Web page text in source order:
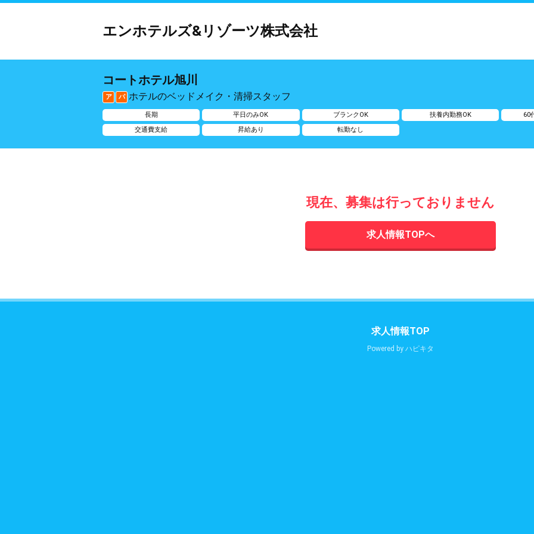
エンホテルズ&リゾーツ株式会社
コートホテル旭川
ア パ ホテルのベッドメイク・清掃スタッフ
長期 平日のみOK ブランクOK 扶養内勤務OK 60
交通費支給
昇給あり 転勤なし
現在、募集は行っておりません
求人情報TOPへ
求人情報TOP
Powered by ハピキタ